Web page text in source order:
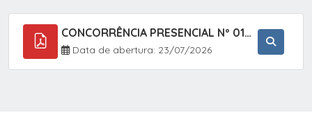
CONCORRÊNCIA PRESENCIAL Nº 018/2026 - PAVIMENTAÇÃO ASFÁLTICA NO BAIRRO VOTUPOCA ? ESTRADA DA RAPOSA, NO MUNICÍPIO DE SETE BARRAS/SP
Data de abertura: 23/07/2026